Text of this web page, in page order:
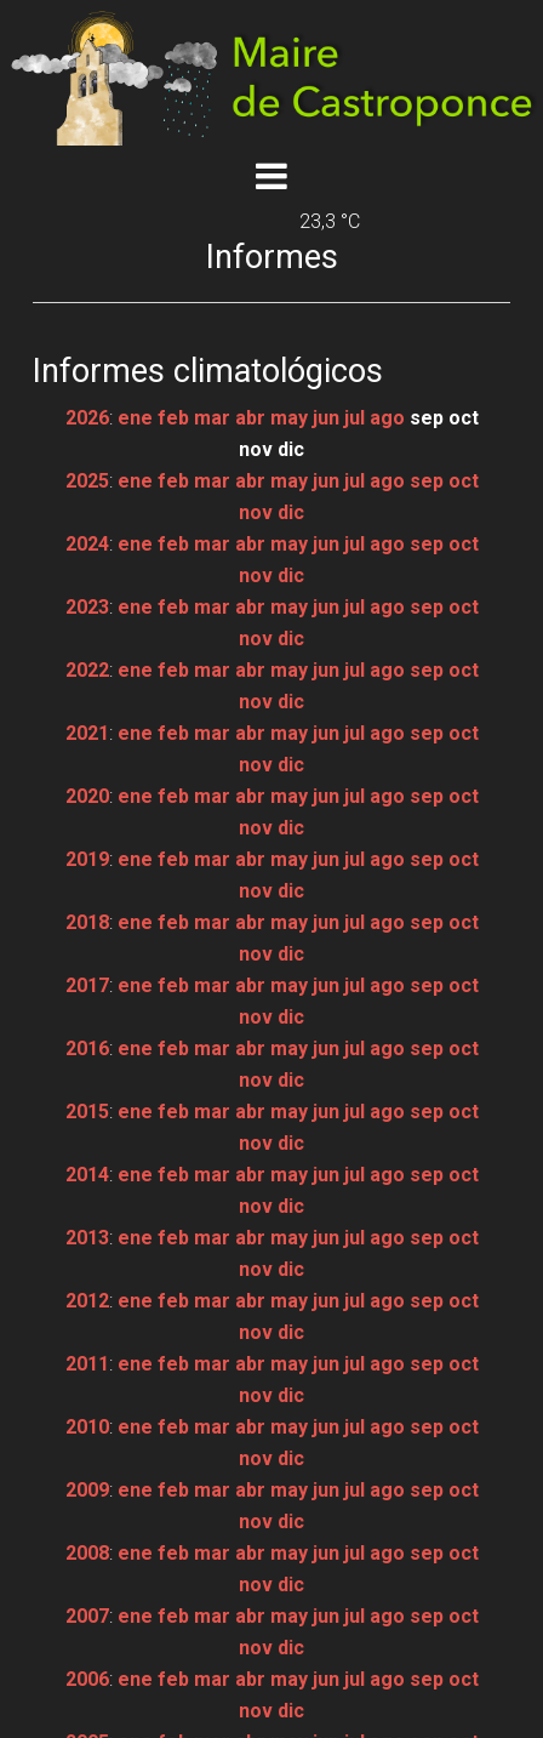
23,3 °C
Informes
Informes climatológicos
2026: ene feb mar abr may jun jul ago sep oct
nov dic
2025: ene feb mar abr may jun jul ago sep oct
nov dic
2024: ene feb mar abr may jun jul ago sep oct
nov dic
2023: ene feb mar abr may jun jul ago sep oct
nov dic
2022: ene feb mar abr may jun jul ago sep oct
nov dic
2021: ene feb mar abr may jun jul ago sep oct
nov dic
2020: ene feb mar abr may jun jul ago sep oct
nov dic
2019: ene feb mar abr may jun jul ago sep oct
nov dic
2018: ene feb mar abr may jun jul ago sep oct
nov dic
2017: ene feb mar abr may jun jul ago sep oct
nov dic
2016: ene feb mar abr may jun jul ago sep oct
nov dic
2015: ene feb mar abr may jun jul ago sep oct
nov dic
2014: ene feb mar abr may jun jul ago sep oct
nov dic
2013: ene feb mar abr may jun jul ago sep oct
nov dic
2012: ene feb mar abr may jun jul ago sep oct
nov dic
2011: ene feb mar abr may jun jul ago sep oct
nov dic
2010: ene feb mar abr may jun jul ago sep oct
nov dic
2009: ene feb mar abr may jun jul ago sep oct
nov dic
2008: ene feb mar abr may jun jul ago sep oct
nov dic
2007: ene feb mar abr may jun jul ago sep oct
nov dic
2006: ene feb mar abr may jun jul ago sep oct
nov dic